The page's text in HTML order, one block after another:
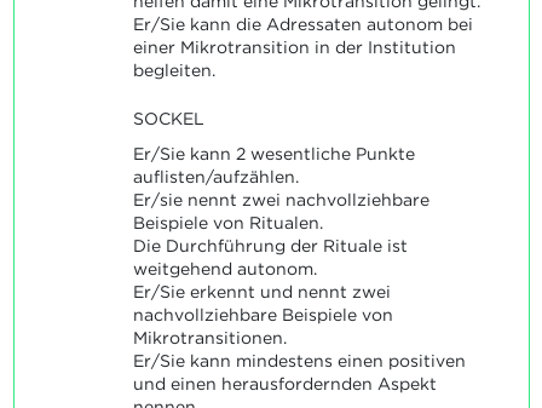
Er/Sie kann die Adressaten autonom bei
einer Mikrotransition in der Institution
begleiten.
SOCKEL
Er/Sie kann 2 wesentliche Punkte
auflisten/aufzählen.
Er/sie nennt zwei nachvollziehbare
Beispiele von Ritualen.
Die Durchführung der Rituale ist
weitgehend autonom.
Er/Sie erkennt und nennt zwei
nachvollziehbare Beispiele von
Mikrotransitionen.
Er/Sie kann mindestens einen positiven
und einen herausfordernden Aspekt